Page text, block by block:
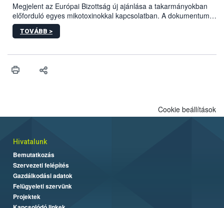
Megjelent az Európai Bizottság új ajánlása a takarmányokban
előforduló egyes mikotoxinokkal kapcsolatban. A dokumentum
2027-től új irányértékek alkalmazását írja elő, és a jelenleg
hatályos uniós ajánlások helyébe lép.
TOVÁBB >
Cookie beállítások
Hivatalunk
Bemutatkozás
Szervezeti felépítés
Gazdálkodási adatok
Felügyeleti szervünk
Projektek